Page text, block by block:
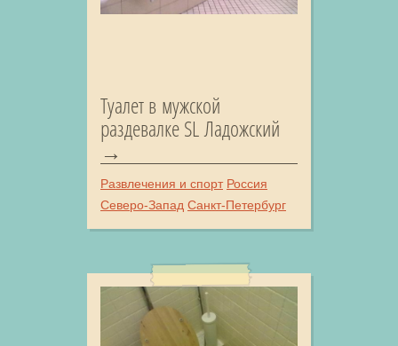
Туалет в мужской
раздевалке SL Ладожский
Развлечения и спорт Россия
Северо-Запад Санкт-Петербург